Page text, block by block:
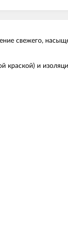
свежего,
и